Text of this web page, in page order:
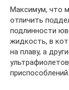
Максимум, что
отличить
подлинности
жидкость, в
на плаву, а
приспособлений.